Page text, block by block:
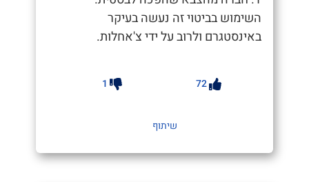
השימוש בביטוי זה נעשה בעיקר
באינסטגרם ולרוב על ידי צ'אחלות.
72
1
שיתוף